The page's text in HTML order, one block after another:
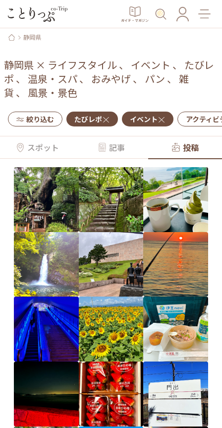
ガイド・マガジン
静岡県
静岡県 × ライフスタイル、 イベント 、 たびレ
ポ 、 温泉・スパ、 おみやげ 、 パン 、 雑
貨 、 風景・景色
絞り込む たびレポ イベント アクティ
スポット 記事 投稿